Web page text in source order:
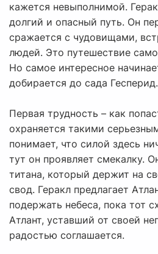
кажется невыполнимой.
долгий и опасный путь. Он
сражается с чудовищами,
людей. Это путешествие
Но самое интересное
добирается до сада Гесперид.
Первая трудность – как
охраняется такими
понимает, что силой здесь
тут он проявляет смекалку.
титана, который держит на
свод. Геракл предлагает
подержать небеса, пока тот
Атлант, уставший от своей
радостью соглашается.